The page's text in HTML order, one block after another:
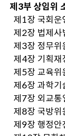
제3부 상임위
제1장 국회운
제2장 법제사
제3장 정무위
제4장 기획재
제5장 교육위
제6장 과학기
제7장 외교통
제8장 국방위
제9장 행정안